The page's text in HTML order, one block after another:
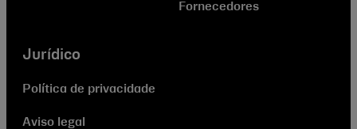
Fornecedores
Jurídico
Política de privacidade
Aviso legal